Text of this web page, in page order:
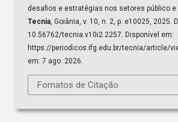
desafios e estratégias nos setores público e
Tecnia, Goiânia, v. 10, n. 2, p. e10025, 2025.
10.56762/tecnia.v10i2.2257. Disponível em:
https://periodicos.ifg.edu.br/tecnia/article/
em: 7 ago. 2026.
Fomatos de Citação